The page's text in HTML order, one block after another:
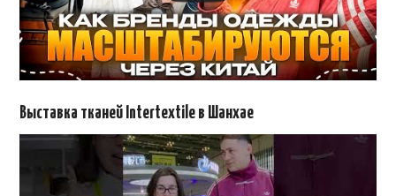
Выставка тканей Intertextile в Шанхае